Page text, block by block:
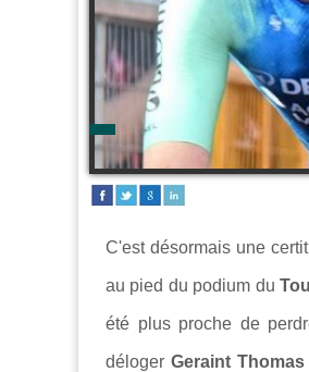
C'est désormais une
au pied du podium du
été plus proche de
déloger Geraint Thomas